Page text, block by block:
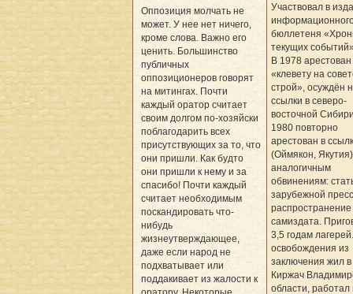
Участвовал в
бюллетеня
текущих
В 1978 арестован
«клевету на
строй», осуждён
ссылки в северо-
восточной
1980 повторно
арестован в
(Оймякон,
аналогичным
обвинениям:
зарубежной
распространение
самиздата.
3,5 годам
освобождения из
заключения жил в
Киржач
области, работал
Оппозиция молчать не
может. У нее нет ничего,
кроме слова. Важно его
ценить. Большинство
публичных
оппозиционеров говорят
на митингах. Почти
каждый оратор считает
своим долгом по-хозяйски
поблагодарить всех
присутствующих за то, что
они пришли. Как будто
они пришли к нему и за
спасибо! Почти каждый
считает необходимым
поскандировать что-
нибудь
жизнеутверждающее,
даже если народ не
подхватывает или
поддакивает из жалости к